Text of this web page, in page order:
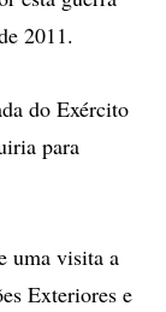
2011.
do Exército
para
uma visita a
Exteriores e